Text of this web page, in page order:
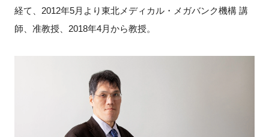
経て、2012年5月より東北メディカル・メガバンク機構 講
師、准教授、2018年4月から教授。